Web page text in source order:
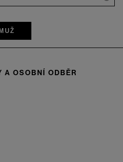
MUŽ
A OSOBNÍ ODBĚR